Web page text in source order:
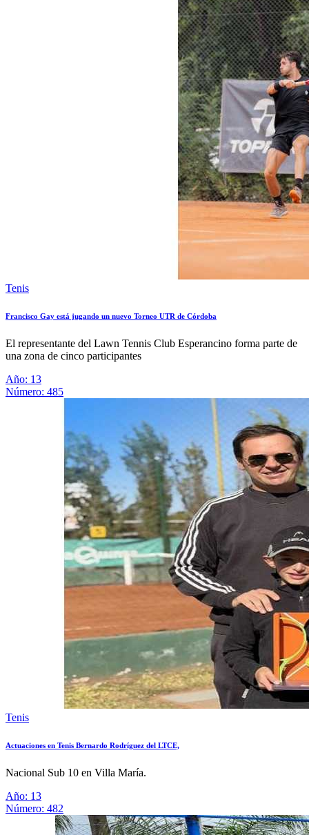
Tenis
Francisco Gay está jugando un nuevo Torneo UTR de Córdoba
El representante del Lawn Tennis Club Esperancino forma parte de
una zona de cinco participantes
Año: 13
Número: 485
Tenis
Actuaciones en Tenis Bernardo Rodríguez del LTCE,
Nacional Sub 10 en Villa María.
Año: 13
Número: 482